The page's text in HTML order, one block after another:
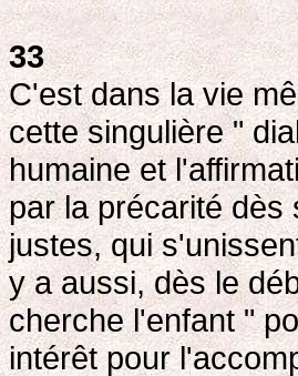
33
C'est dans la vie
cette singulière "
humaine et
par la précarité dès
justes, qui
y a aussi, dès le
cherche l'enfant "
intérêt pour